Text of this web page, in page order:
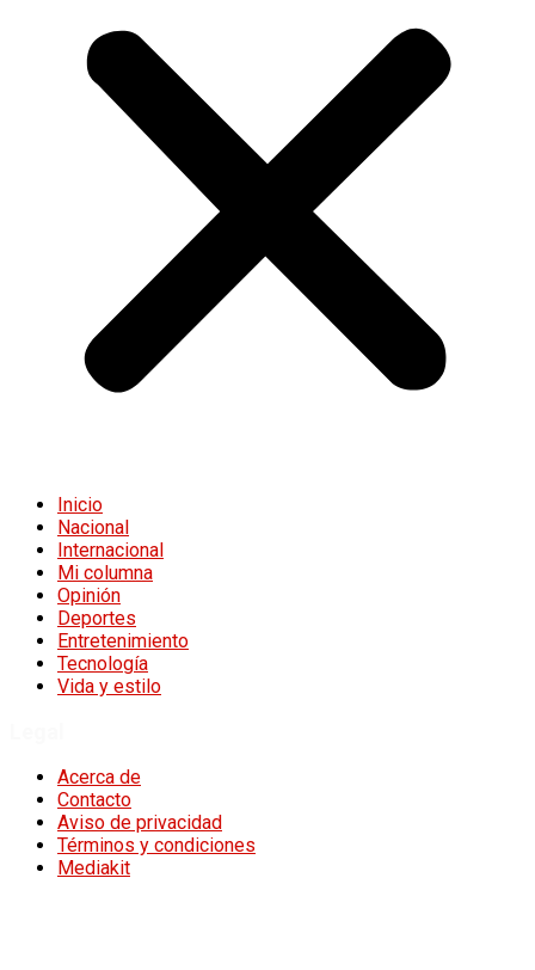
Inicio
Nacional
Internacional
Mi columna
Opinión
Deportes
Entretenimiento
Tecnología
Vida y estilo
Acerca de
Contacto
Aviso de privacidad
Términos y condiciones
Mediakit